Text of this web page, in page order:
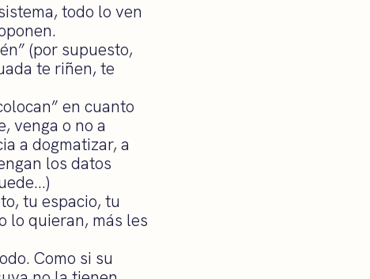
todo lo ven
(por supuesto,
te riñen, te
en cuanto
venga o no a
a dogmatizar, a
los datos
tu espacio, tu
lo quieran, más les
Como si su